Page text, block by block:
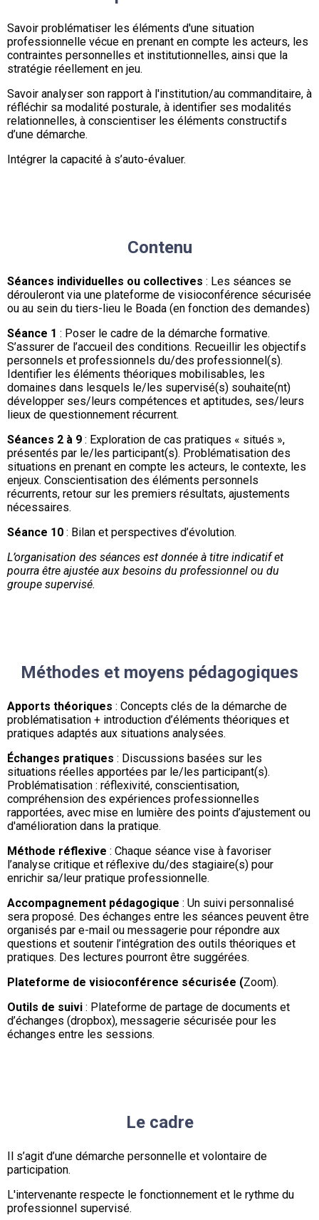
Savoir problématiser les éléments d'une situation
professionnelle vécue en prenant en compte les acteurs, les
contraintes personnelles et institutionnelles, ainsi que la
stratégie réellement en jeu.
Savoir analyser son rapport à l'institution/au commanditaire, à
réfléchir sa modalité posturale, à identifier ses modalités
relationnelles, à conscientiser les éléments constructifs
d’une démarche.
Intégrer la capacité à s’auto-évaluer.
Contenu
Séances individuelles ou collectives : Les séances se
dérouleront via une plateforme de visioconférence sécurisée
ou au sein du tiers-lieu le Boada (en fonction des demandes)
Séance 1 : Poser le cadre de la démarche formative.
S’assurer de l’accueil des conditions. Recueillir les objectifs
personnels et professionnels du/des professionnel(s).
Identifier les éléments théoriques mobilisables, les
domaines dans lesquels le/les supervisé(s) souhaite(nt)
développer ses/leurs compétences et aptitudes, ses/leurs
lieux de questionnement récurrent.
Séances 2 à 9 : Exploration de cas pratiques « situés »,
présentés par le/les participant(s). Problématisation des
situations en prenant en compte les acteurs, le contexte, les
enjeux. Conscientisation des éléments personnels
récurrents, retour sur les premiers résultats, ajustements
nécessaires.
Séance 10 : Bilan et perspectives d’évolution.
L’organisation des séances est donnée à titre indicatif et
pourra être ajustée aux besoins du professionnel ou du
groupe supervisé.
Méthodes et moyens pédagogiques
Apports théoriques : Concepts clés de la démarche de
problématisation + introduction d’éléments théoriques et
pratiques adaptés aux situations analysées.
Échanges pratiques : Discussions basées sur les
situations réelles apportées par le/les participant(s).
Problématisation : réflexivité, conscientisation,
compréhension des expériences professionnelles
rapportées, avec mise en lumière des points d’ajustement ou
d'amélioration dans la pratique.
Méthode réflexive : Chaque séance vise à favoriser
l’analyse critique et réflexive du/des stagiaire(s) pour
enrichir sa/leur pratique professionnelle.
Accompagnement pédagogique : Un suivi personnalisé
sera proposé. Des échanges entre les séances peuvent être
organisés par e-mail ou messagerie pour répondre aux
questions et soutenir l’intégration des outils théoriques et
pratiques. Des lectures pourront être suggérées.
Plateforme de visioconférence sécurisée (Zoom).
Outils de suivi : Plateforme de partage de documents et
d’échanges (dropbox), messagerie sécurisée pour les
échanges entre les sessions.
Le cadre
Il s’agit d’une démarche personnelle et volontaire de
participation.
L'intervenante respecte le fonctionnement et le rythme du
professionnel supervisé.